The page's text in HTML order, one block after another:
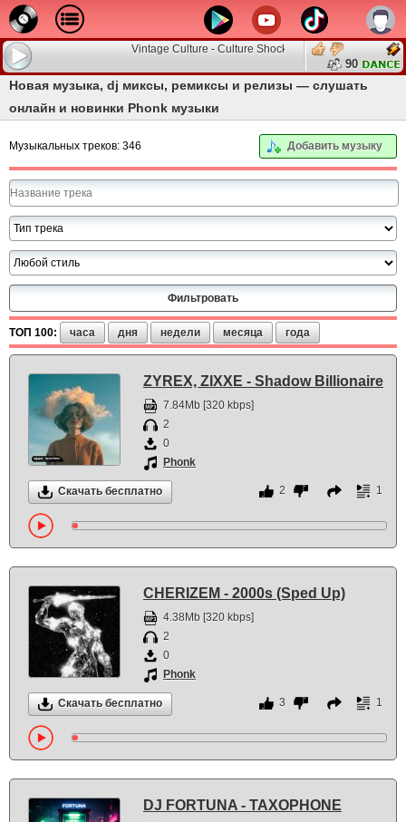
Vintage Culture - Culture Shock
90
Новая музыка, dj миксы, ремиксы и релизы — слушать
онлайн и новинки Phonk музыки
Музыкальных треков: 346 Добавить музыку
ТОП 100: часа дня недели месяца года
ZYREX, ZIXXE - Shadow Billionaire
7.84Mb [320 kbps]
2
0
Phonk
Скачать бесплатно 2 1
CHERIZEM - 2000s (Sped Up)
4.38Mb [320 kbps]
2
0
Phonk
Скачать бесплатно 3 1
DJ FORTUNA - TAXOPHONE